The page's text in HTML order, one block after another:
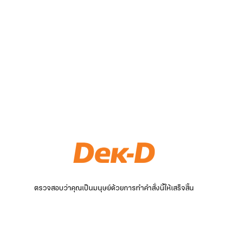
ตรวจสอบว่าคุณเป็นมนุษย์ด้วยการทำคำสั่งนี้ให้เสร็จสิ้น